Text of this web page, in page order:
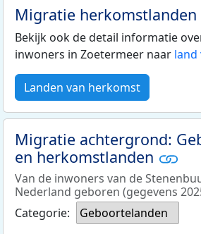
Migratie herkomstlanden
Bekijk ook de detail informatie
inwoners in Zoetermeer naar land
Landen van herkomst
Migratie achtergrond:
en herkomstlanden
Van de inwoners van de
Nederland geboren (gegevens
Categorie:
Geboortelanden